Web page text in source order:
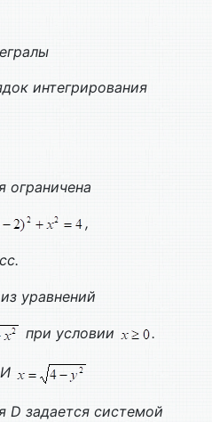
интегрирования
ограничена
,
уравнений
при условии .
И
D задается системой